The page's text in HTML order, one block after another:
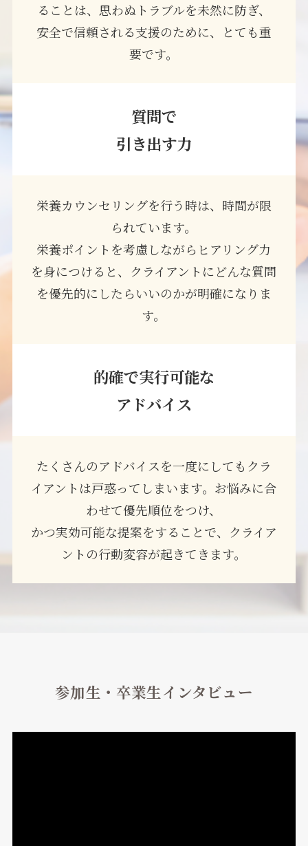
ることは、思わぬトラブルを未然に防ぎ、
安全で信頼される支援のために、とても重
要です。
質問で
引き出す力
栄養カウンセリングを行う時は、時間が限
られています。
栄養ポイントを考慮しながらヒアリング力
を身につけると、クライアントにどんな質問
を優先的にしたらいいのかが明確になりま
す。
的確で実行可能な
アドバイス
たくさんのアドバイスを一度にしてもクラ
イアントは戸惑ってしまいます。お悩みに合
わせて優先順位をつけ、
かつ実効可能な提案をすることで、クライア
ントの行動変容が起きてきます。
参加生・卒業生インタビュー